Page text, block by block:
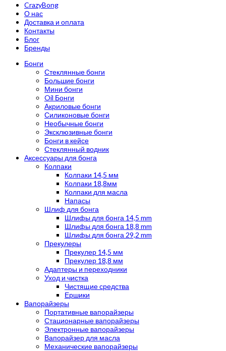
CrazyBong
О нас
Доставка и оплата
Контакты
Блог
Бренды
Бонги
Стеклянные бонги
Большие бонги
Мини бонги
Oil Бонги
Акриловые бонги
Силиконовые бонги
Необычные бонги
Эксклюзивные бонги
Бонги в кейсе
Стеклянный водник
Аксессуары для бонга
Колпаки
Колпаки 14,5 мм
Колпаки 18,8мм
Колпаки для масла
Напасы
Шлиф для бонга
Шлифы для бонга 14,5 mm
Шлифы для бонга 18,8 mm
Шлифы для бонга 29,2 mm
Прекулеры
Прекулер 14,5 мм
Прекулер 18,8 мм
Адаптеры и переходники
Уход и чистка
Чистящие средства
Ершики
Вапорайзеры
Портативные вапорайзеры
Стационарные вапорайзеры
Электронные вапорайзеры
Вапорайзер для масла
Механические вапорайзеры